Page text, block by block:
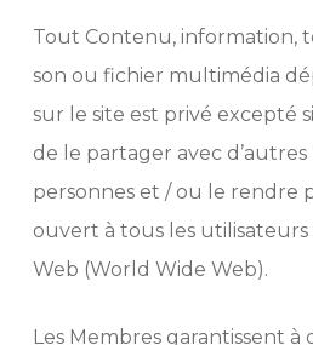
Tout Contenu, information,
son ou fichier multimédia
sur le site est privé excepté
de le partager avec d’autres
personnes et / ou le rendre
ouvert à tous les
Web (World Wide Web).
Les Membres garantissent à